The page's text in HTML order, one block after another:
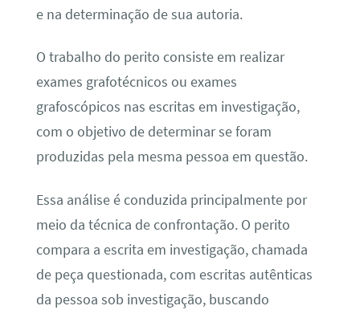
e na determinação de sua autoria.
O trabalho do perito consiste em realizar
exames grafotécnicos ou exames
grafoscópicos nas escritas em investigação,
com o objetivo de determinar se foram
produzidas pela mesma pessoa em questão.
Essa análise é conduzida principalmente por
meio da técnica de confrontação. O perito
compara a escrita em investigação, chamada
de peça questionada, com escritas autênticas
da pessoa sob investigação, buscando